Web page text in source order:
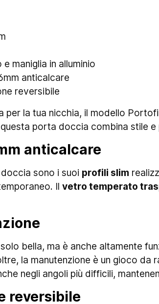
maniglia in alluminio
anticalcare
reversibile
per la tua nicchia, il modello
porta doccia combina stile
anticalcare
sono i suoi profili slim
Il vetro temperato
bella, ma è anche altamente
la manutenzione è un gioco da
negli angoli più difficili,
reversibile